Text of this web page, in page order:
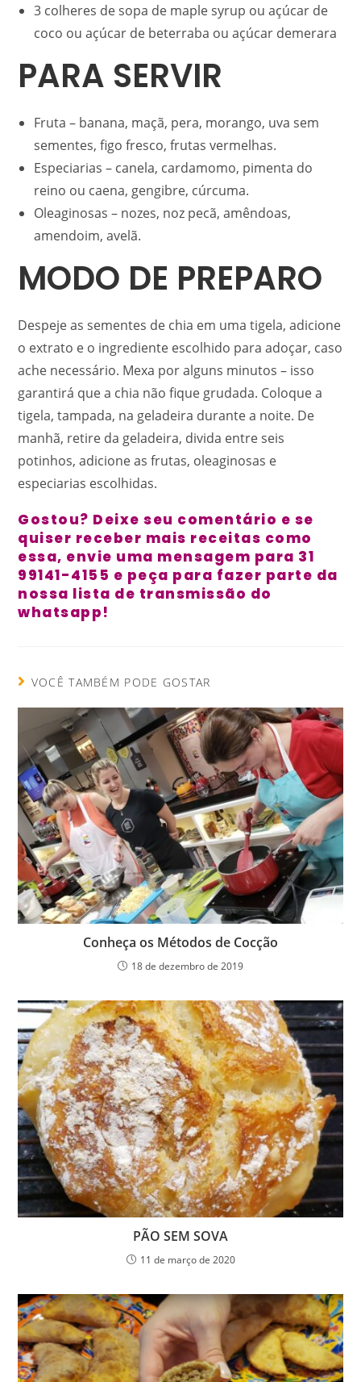
3 colheres de sopa de maple syrup ou açúcar de
coco ou açúcar de beterraba ou açúcar demerara
PARA SERVIR
Fruta – banana, maçã, pera, morango, uva sem
sementes, figo fresco, frutas vermelhas.
Especiarias – canela, cardamomo, pimenta do
reino ou caena, gengibre, cúrcuma.
Oleaginosas – nozes, noz pecã, amêndoas,
amendoim, avelã.
MODO DE PREPARO
Despeje as sementes de chia em uma tigela, adicione
o extrato e o ingrediente escolhido para adoçar, caso
ache necessário. Mexa por alguns minutos – isso
garantirá que a chia não fique grudada. Coloque a
tigela, tampada, na geladeira durante a noite. De
manhã, retire da geladeira, divida entre seis
potinhos, adicione as frutas, oleaginosas e
especiarias escolhidas.
Gostou? Deixe seu comentário e se
quiser receber mais receitas como
essa, envie uma mensagem para 31
99141-4155 e peça para fazer parte da
nossa lista de transmissão do
whatsapp!
VOCÊ TAMBÉM PODE GOSTAR
Conheça os Métodos de Cocção
18 de dezembro de 2019
PÃO SEM SOVA
11 de março de 2020